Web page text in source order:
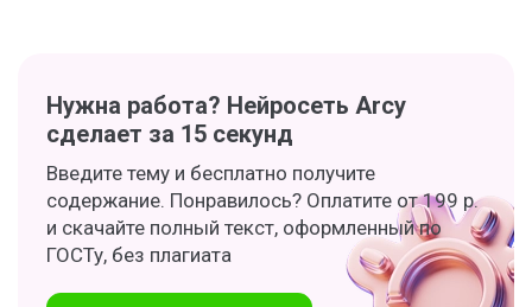
Нужна работа? Нейросеть Arcy
сделает за 15 секунд
Введите тему и бесплатно получите
содержание. Понравилось? Оплатите от 199 р.
и скачайте полный текст, оформленный по
ГОСТу, без плагиата